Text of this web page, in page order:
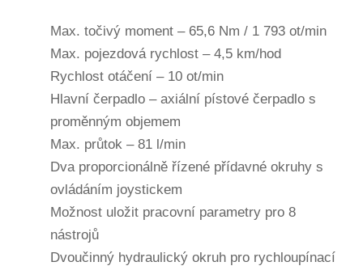
Max. točivý moment – 65,6 Nm / 1 793 ot/min
Max. pojezdová rychlost – 4,5 km/hod
Rychlost otáčení – 10 ot/min
Hlavní čerpadlo – axiální pístové čerpadlo s
proměnným objemem
Max. průtok – 81 l/min
Dva proporcionálně řízené přídavné okruhy s
ovládáním joystickem
Možnost uložit pracovní parametry pro 8
nástrojů
Dvoučinný hydraulický okruh pro rychloupínací